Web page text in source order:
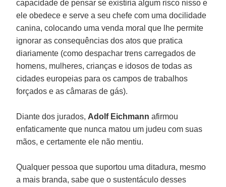
capacidade de pensar se existiria algum risco nisso e
ele obedece e serve a seu chefe com uma docilidade
canina, colocando uma venda moral que lhe permite
ignorar as consequências dos atos que pratica
diariamente (como despachar trens carregados de
homens, mulheres, crianças e idosos de todas as
cidades europeias para os campos de trabalhos
forçados e as câmaras de gás).
Diante dos jurados, Adolf Eichmann afirmou
enfaticamente que nunca matou um judeu com suas
mãos, e certamente ele não mentiu.
Qualquer pessoa que suportou uma ditadura, mesmo
a mais branda, sabe que o sustentáculo desses